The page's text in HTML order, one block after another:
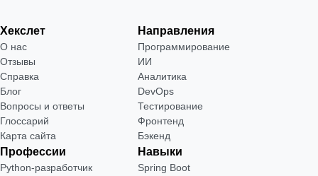
Хекслет
О нас
Отзывы
Справка
Блог
Вопросы и ответы
Глоссарий
Карта сайта
Направления
Программирование
ИИ
Аналитика
DevOps
Тестирование
Фронтенд
Бэкенд
Профессии
Python-разработчик
Навыки
Spring Boot